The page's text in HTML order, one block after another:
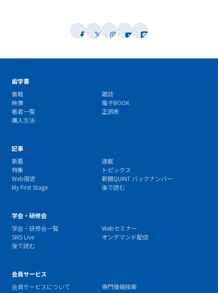
歯学書
書籍
雑誌
映像
電子BOOK
著者一覧
正誤表
購入方法
記事
新着
連載
特集
トピックス
Web限定
新聞QUINT バックナンバー
My First Stage
後で読む
学会・研修会
学会・研修会一覧
Webセミナー
SNS Live
オンデマンド配信
後で読む
会員サービス
会員サービスについて
専門情報検索